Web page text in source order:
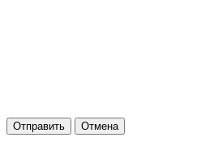
Отправить Отмена